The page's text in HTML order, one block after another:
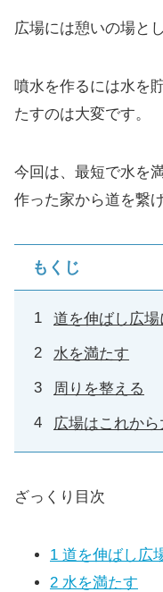
広場には憩いの場と
噴水を作るには水を
たすのは大変です。
今回は、最短で水を
作った家から道を繋
もくじ
道を伸ばし広場
水を満たす
周りを整える
広場はこれか
ざっくり目次
1 道を伸ばし広
2 水を満たす